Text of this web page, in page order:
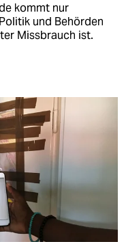
kommt nur
und Behörden
Missbrauch ist.